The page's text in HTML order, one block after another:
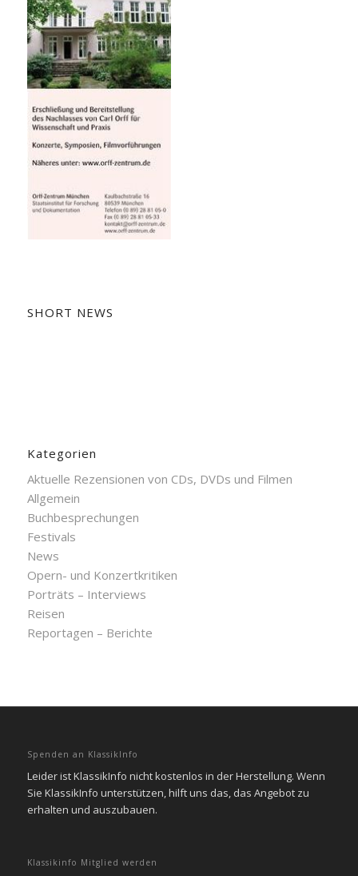
SHORT NEWS
Kategorien
Aktuelle Rezensionen von CDs, DVDs und Filmen
Allgemein
Buchbesprechungen
Festivals
News
Opern- und Konzertkritiken
Porträts – Interviews
Reisen
Reportagen – Berichte
Spenden an KlassikInfo
Leider ist KlassikInfo nicht kostenlos in der Herstellung. Wenn
Sie KlassikInfo unterstützen, hilft uns das, das Angebot zu
erhalten und auszubauen.
Klassikinfo Mitglied werden